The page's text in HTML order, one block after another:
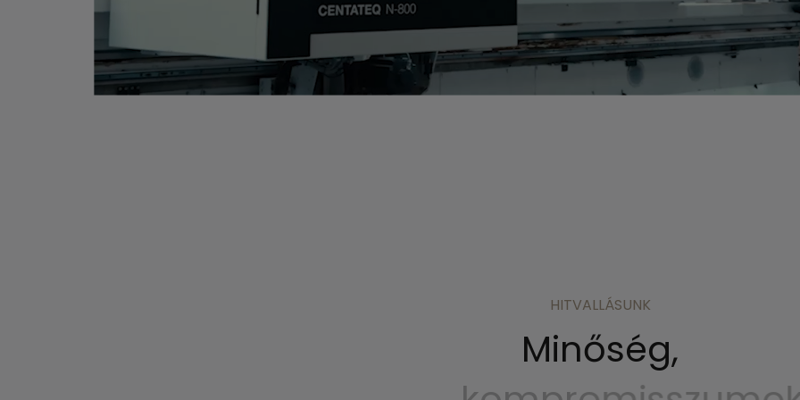
HITVALLÁSUNK
Minőség,